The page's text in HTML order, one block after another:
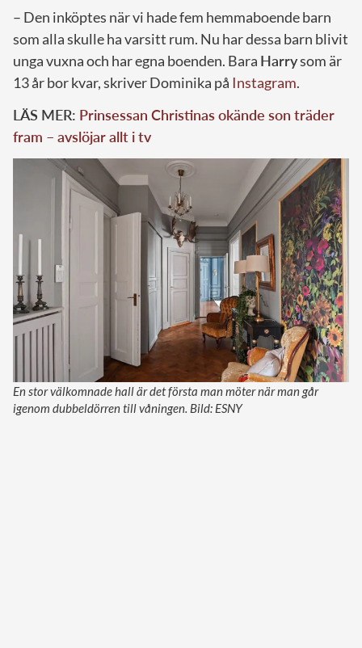
– Den inköptes när vi hade fem hemmaboende barn
som alla skulle ha varsitt rum. Nu har dessa barn blivit
unga vuxna och har egna boenden. Bara Harrysom är
13 år bor kvar, skriver Dominika på Instagram.
LÄS MER: Prinsessan Christinas okände son träder
fram – avslöjar allt i tv
En stor välkomnade hall är det första man möter när man går
igenom dubbeldörren till våningen. Bild: ESNY